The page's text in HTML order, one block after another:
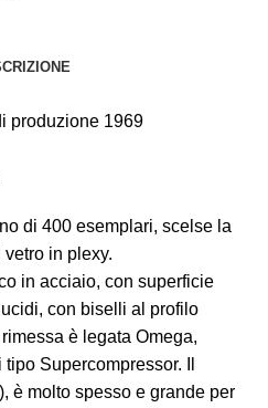
produzione 1969
di 400 esemplari, scelse la
in plexy.
in acciaio, con superficie
con biselli al profilo
è legata Omega,
Supercompressor. Il
è molto spesso e grande per